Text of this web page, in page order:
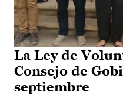
La Ley de
Consejo de
septiembre